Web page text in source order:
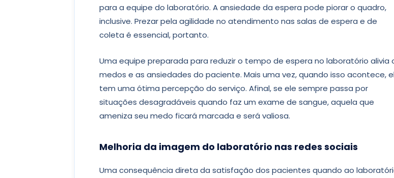
para a equipe do laboratório. A ansiedade da espera pode piorar o quadro,
inclusive. Prezar pela agilidade no atendimento nas salas de espera e de
coleta é essencial, portanto.
Uma equipe preparada para reduzir o tempo de espera no laboratório alivia
medos e as ansiedades do paciente. Mais uma vez, quando isso acontece,
tem uma ótima percepção do serviço. Afinal, se ele sempre passa por
situações desagradáveis quando faz um exame de sangue, aquela que
ameniza seu medo ficará marcada e será valiosa.
Melhoria da imagem do laboratório nas redes sociais
Uma consequência direta da satisfação dos pacientes quando ao